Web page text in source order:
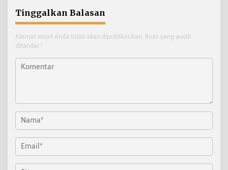
Tinggalkan Balasan
Alamat email Anda tidak akan dipublikasikan. Ruas yang wajib
ditandai *